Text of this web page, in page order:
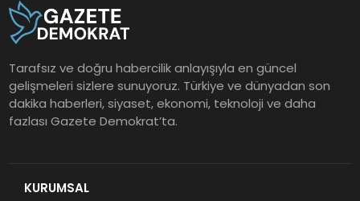
Tarafsız ve doğru habercilik anlayışıyla en güncel
gelişmeleri sizlere sunuyoruz. Türkiye ve dünyadan son
dakika haberleri, siyaset, ekonomi, teknoloji ve daha
fazlası Gazete Demokrat’ta.
KURUMSAL